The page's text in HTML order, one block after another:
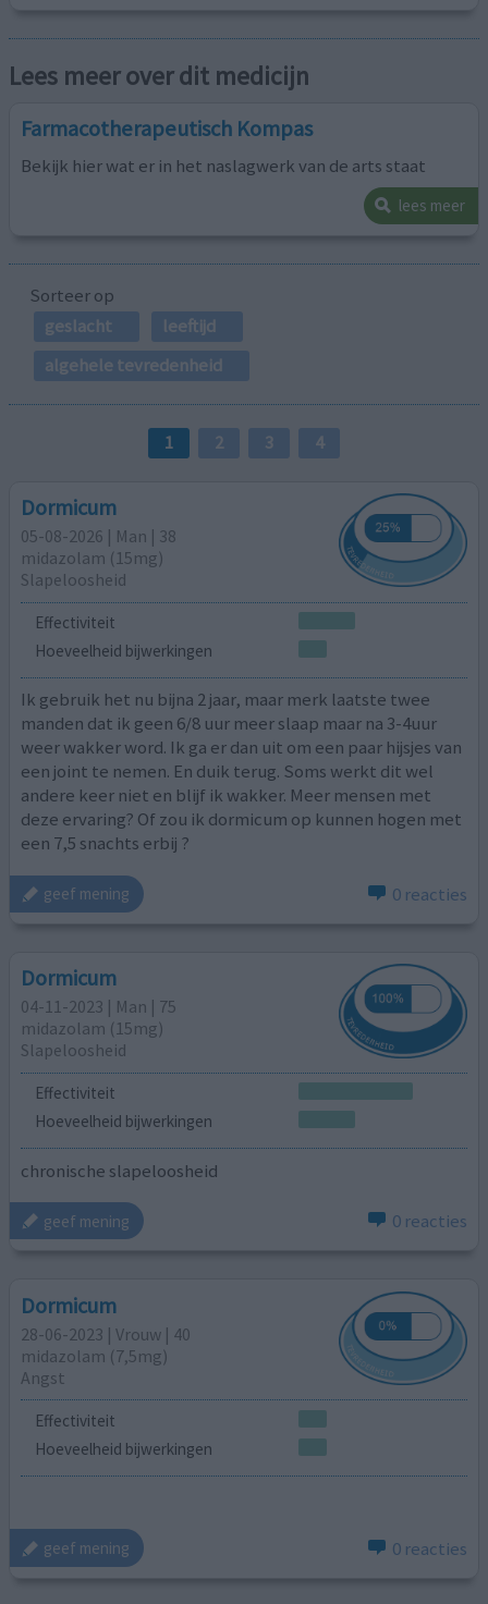
Lees meer over dit medicijn
Farmacotherapeutisch Kompas
Bekijk hier wat er in het naslagwerk van de arts staat
lees meer
Sorteer op
geslacht
leeftijd
algehele tevredenheid
1 2 3 4
Dormicum
05-08-2026 | Man | 38
midazolam (15mg)
Slapeloosheid
Effectiviteit
Hoeveelheid bijwerkingen
Ik gebruik het nu bijna 2 jaar, maar merk laatste twee
manden dat ik geen 6/8 uur meer slaap maar na 3-4uur
weer wakker word. Ik ga er dan uit om een paar hijsjes van
een joint te nemen. En duik terug. Soms werkt dit wel
andere keer niet en blijf ik wakker. Meer mensen met
deze ervaring? Of zou ik dormicum op kunnen hogen met
een 7,5 snachts erbij ?
geef mening 0 reacties
Dormicum
04-11-2023 | Man | 75
midazolam (15mg)
Slapeloosheid
Effectiviteit
Hoeveelheid bijwerkingen
chronische slapeloosheid
geef mening 0 reacties
Dormicum
28-06-2023 | Vrouw | 40
midazolam (7,5mg)
Angst
Effectiviteit
Hoeveelheid bijwerkingen
geef mening 0 reacties